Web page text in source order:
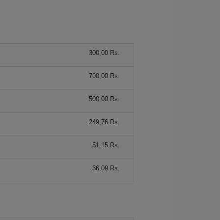
300,00 Rs.
700,00 Rs.
500,00 Rs.
249,76 Rs.
51,15 Rs.
36,09 Rs.